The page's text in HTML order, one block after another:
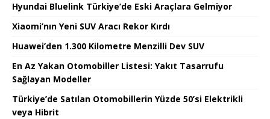
Hyundai Bluelink Türkiye’de Eski Araçlara Gelmiyor
Xiaomi’nın Yeni SUV Aracı Rekor Kırdı
Huawei’den 1.300 Kilometre Menzilli Dev SUV
En Az Yakan Otomobiller Listesi: Yakıt Tasarrufu
Sağlayan Modeller
Türkiye’de Satılan Otomobillerin Yüzde 50’si Elektrikli
veya Hibrit